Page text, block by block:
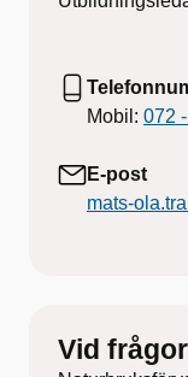
Mobil: 072
E-post
mats-
Vid